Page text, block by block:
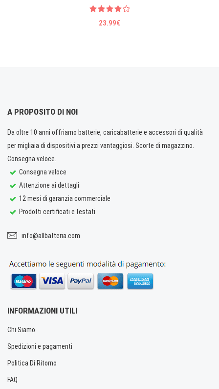
23.99€
A PROPOSITO DI NOI
Da oltre 10 anni offriamo batterie, caricabatterie e accessori di qualità
per migliaia di dispositivi a prezzi vantaggiosi. Scorte di magazzino.
Consegna veloce.
Consegna veloce
Attenzione ai dettagli
12 mesi di garanzia commerciale
Prodotti certificati e testati
info@allbatteria.com
INFORMAZIONI UTILI
Chi Siamo
Spedizioni e pagamenti
Politica Di Ritorno
FAQ